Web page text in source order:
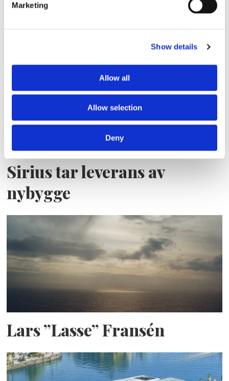
Marketing
Show details
Allow all
Allow selection
Deny
Maritime köper Berg
Sirius tar leverans av
nybygge
Lars ”Lasse” Fransén